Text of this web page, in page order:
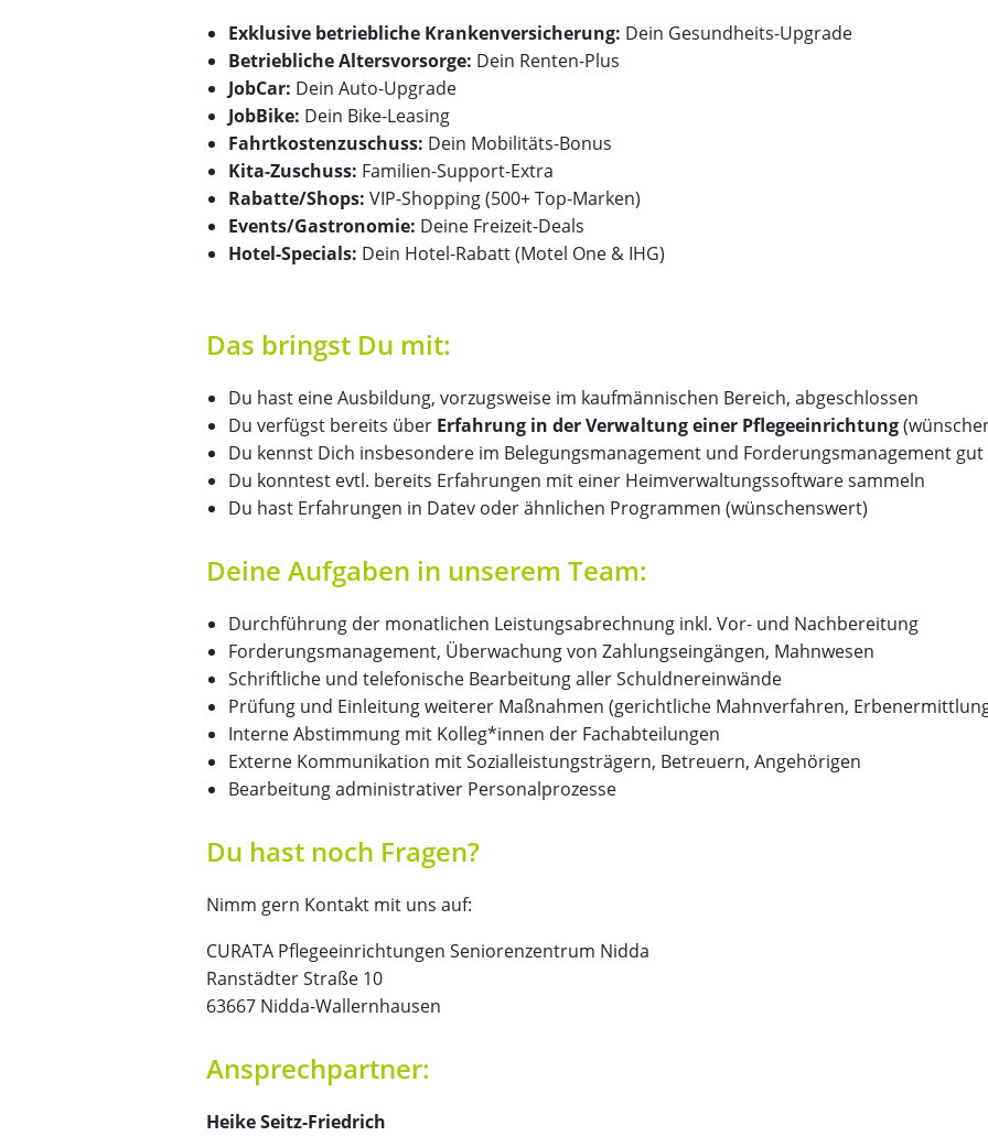
Exklusive betriebliche Krankenversicherung: Dein Gesundheits-Upgrade
Betriebliche Altersvorsorge: Dein Renten-Plus
JobCar: Dein Auto-Upgrade
JobBike: Dein Bike-Leasing
Fahrtkostenzuschuss: Dein Mobilitäts-Bonus
Kita-Zuschuss: Familien-Support-Extra
Rabatte/Shops: VIP-Shopping (500+ Top-Marken)
Events/Gastronomie: Deine Freizeit-Deals
Hotel-Specials: Dein Hotel-Rabatt (Motel One & IHG)
Das bringst Du mit:
Du hast eine Ausbildung, vorzugsweise im kaufmännischen Bereich, abgeschlossen
Du verfügst bereits über Erfahrung in der Verwaltung einer Pflegeeinrichtung
Du kennst Dich insbesondere im Belegungsmanagement und Forderungsmanagement gut
Du konntest evtl. bereits Erfahrungen mit einer Heimverwaltungssoftware sammeln
Du hast Erfahrungen in Datev oder ähnlichen Programmen (wünschenswert)
Deine Aufgaben in unserem Team:
Durchführung der monatlichen Leistungsabrechnung inkl. Vor- und Nachbereitung
Forderungsmanagement, Überwachung von Zahlungseingängen, Mahnwesen
Schriftliche und telefonische Bearbeitung aller Schuldnereinwände
Prüfung und Einleitung weiterer Maßnahmen (gerichtliche Mahnverfahren,
Interne Abstimmung mit Kolleg*innen der Fachabteilungen
Externe Kommunikation mit Sozialleistungsträgern, Betreuern, Angehörigen
Bearbeitung administrativer Personalprozesse
Du hast noch Fragen?
Nimm gern Kontakt mit uns auf:
CURATA Pflegeeinrichtungen Seniorenzentrum Nidda
Ranstädter Straße 10
63667 Nidda-Wallernhausen
Ansprechpartner:
Heike Seitz-Friedrich